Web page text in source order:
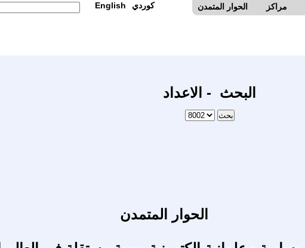
الحوار المتمدن مراكز English كوردي
البحث - الاعداد
الحوار المتمدن